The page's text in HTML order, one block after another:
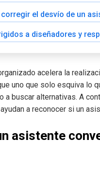
el desvío de un
a diseñadores y
acelera la
uno que solo esquiva lo
a buscar alternativas. A
a reconocer si un
asistente